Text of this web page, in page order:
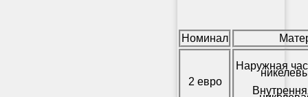
Номинал
2 евро
Наружная